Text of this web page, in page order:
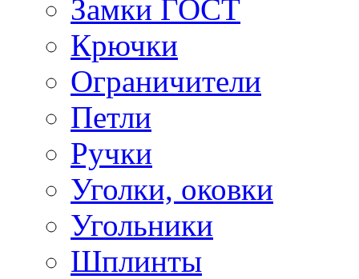
Замки ГОСТ
Крючки
Ограничители
Петли
Ручки
Уголки, оковки
Угольники
Шплинты